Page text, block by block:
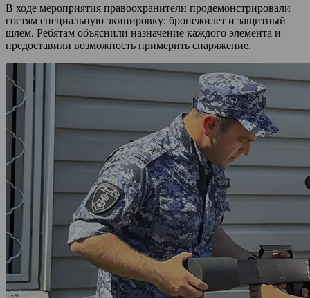
В ходе мероприятия правоохранители продемонстрировали
гостям специальную экипировку: бронежилет и защитный
шлем. Ребятам объяснили назначение каждого элемента и
предоставили возможность примерить снаряжение.